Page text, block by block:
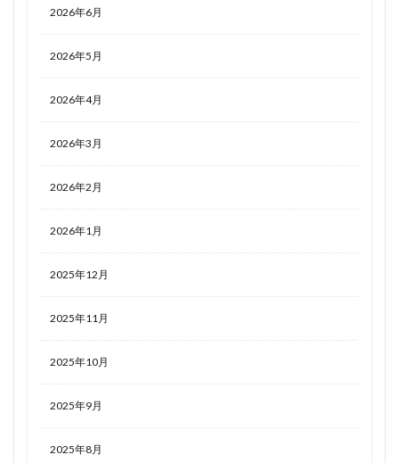
2026年6月
2026年5月
2026年4月
2026年3月
2026年2月
2026年1月
2025年12月
2025年11月
2025年10月
2025年9月
2025年8月